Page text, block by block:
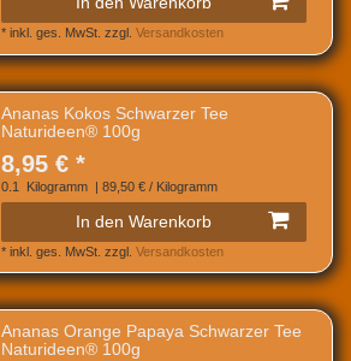
* inkl. ges. MwSt. zzgl. Versandkosten
Ananas Kokos Schwarzer Tee
Naturideen® 100g
8,95 € *
0.1 Kilogramm | 89,50 € / Kilogramm
In den Warenkorb
* inkl. ges. MwSt. zzgl. Versandkosten
Ananas Orange Papaya Schwarzer Tee
Naturideen® 100g